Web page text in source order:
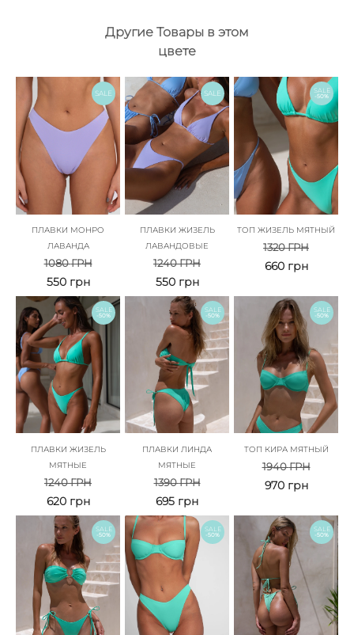
Другие Товары в этом
цвете
SALE
ПЛАВКИ МОНРО
ЛАВАНДА
1080ГРН
550 грн
SALE
ПЛАВКИ ЖИЗЕЛЬ
ЛАВАНДОВЫЕ
1240ГРН
550 грн
SALE
-50%
ТОП ЖИЗЕЛЬ МЯТНЫЙ
1320ГРН
660 грн
SALE
-50%
ПЛАВКИ ЖИЗЕЛЬ
МЯТНЫЕ
1240ГРН
620 грн
SALE
-50%
ПЛАВКИ ЛИНДА
МЯТНЫЕ
1390ГРН
695 грн
SALE
-50%
ТОП КИРА МЯТНЫЙ
1940ГРН
970 грн
SALE
-50%
SALE
-50%
SALE
-50%